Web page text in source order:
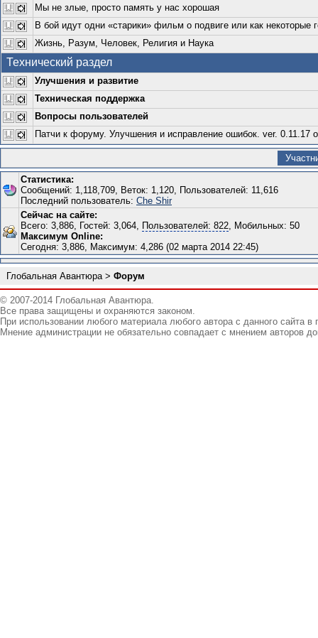
Мы не злые, просто память у нас хорошая
В бой идут одни «старики» фильм о подвиге или как некоторые
Жизнь, Разум, Человек, Религия и Наука
Технический раздел
Улучшения и развитие
Техническая поддержка
Вопросы пользователей
Патчи к форуму. Улучшения и исправление ошибок. ver. 0.11.17
Статистика:
Сообщений: 1,118,709, Веток: 1,120, Пользователей: 11,616
Последний пользователь: Che Shir
Сейчас на сайте:
Всего: 3,886, Гостей: 3,064, Пользователей: 822, Мобильных: 50
Максимум Online:
Сегодня: 3,886, Максимум: 4,286 (02 марта 2014 22:45)
Глобальная Авантюра> Форум
© 2007-2014 Глобальная Авантюра.
Все права защищены и охраняются законом.
При использовании любого материала любого автора с данного сайта
Мнение администрации не обязательно совпадает с мнением авторов